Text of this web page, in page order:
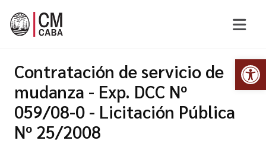
Contratación de servicio de
mudanza - Exp. DCC Nº
059/08-0 - Licitación Pública
Nº 25/2008